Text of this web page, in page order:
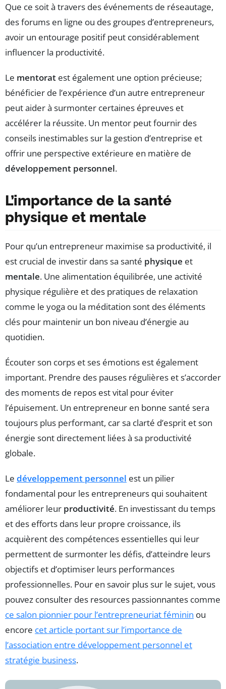
Que ce soit à travers des événements de réseautage,
des forums en ligne ou des groupes d’entrepreneurs,
avoir un entourage positif peut considérablement
influencer la productivité.
Le mentorat est également une option précieuse;
bénéficier de l’expérience d’un autre entrepreneur
peut aider à surmonter certaines épreuves et
accélérer la réussite. Un mentor peut fournir des
conseils inestimables sur la gestion d’entreprise et
offrir une perspective extérieure en matière de
développement personnel.
L’importance de la santé
physique et mentale
Pour qu’un entrepreneur maximise sa productivité, il
est crucial de investir dans sa santé physique et
mentale. Une alimentation équilibrée, une activité
physique régulière et des pratiques de relaxation
comme le yoga ou la méditation sont des éléments
clés pour maintenir un bon niveau d’énergie au
quotidien.
Écouter son corps et ses émotions est également
important. Prendre des pauses régulières et s’accorder
des moments de repos est vital pour éviter
l’épuisement. Un entrepreneur en bonne santé sera
toujours plus performant, car sa clarté d’esprit et son
énergie sont directement liées à sa productivité
globale.
Le développement personnel est un pilier
fondamental pour les entrepreneurs qui souhaitent
améliorer leur productivité. En investissant du temps
et des efforts dans leur propre croissance, ils
acquièrent des compétences essentielles qui leur
permettent de surmonter les défis, d’atteindre leurs
objectifs et d’optimiser leurs performances
professionnelles. Pour en savoir plus sur le sujet, vous
pouvez consulter des resources passionnantes comme
ce salon pionnier pour l’entrepreneuriat féminin ou
encore cet article portant sur l’importance de
l’association entre développement personnel et
stratégie business.